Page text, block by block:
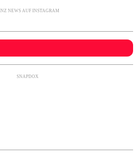
NEWS AUF INSTAGRAM
SNAPDOX